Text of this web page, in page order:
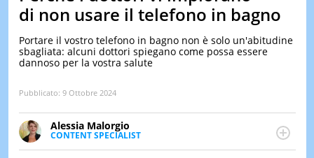
TEST
DI
OGGI
LE
di non usare il telefono in bagno
Portare il vostro telefono in bagno non è solo un'abitudine
sbagliata: alcuni dottori spiegano come possa essere
dannoso per la vostra salute
Pubblicato: 9 Ottobre 2024
Alessia Malorgio
CONTENT SPECIALIST
Ha conseguito un Master in Marketing Management